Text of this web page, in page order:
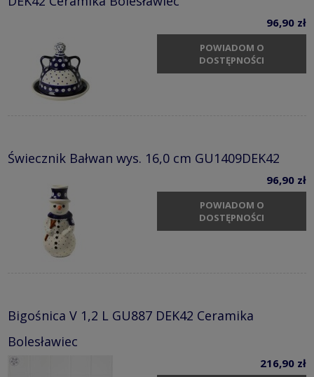
96,90 zł
POWIADOM O
DOSTĘPNOŚCI
Świecznik Bałwan wys. 16,0 cm GU1409DEK42
96,90 zł
POWIADOM O
DOSTĘPNOŚCI
Bigośnica V 1,2 L GU887 DEK42 Ceramika
Bolesławiec
216,90 zł